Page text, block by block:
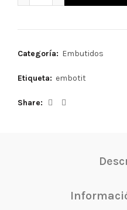
Categoría: Embutidos
Etiqueta: embotit
Share